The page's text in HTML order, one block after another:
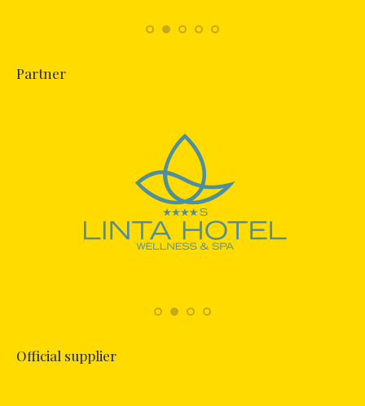
Partner
Official supplier